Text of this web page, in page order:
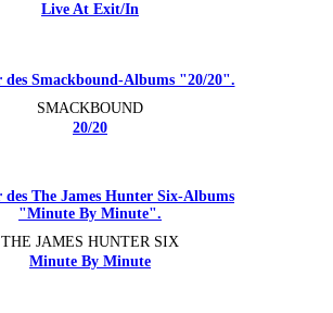
Live At Exit/In
SMACKBOUND
20/20
THE JAMES HUNTER SIX
Minute By Minute